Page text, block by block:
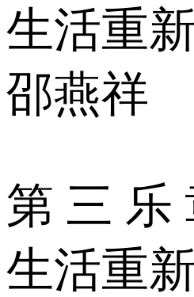
生活重
邵燕祥
第 三 乐
生活重